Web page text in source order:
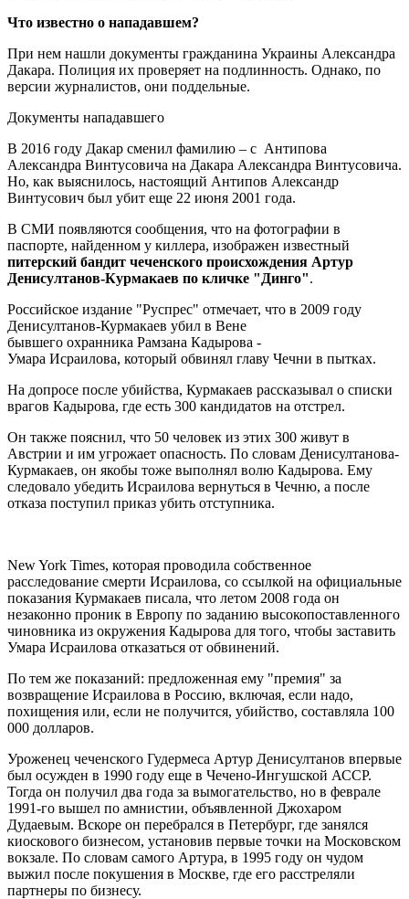
Что известно о нападавшем?
При нем нашли документы гражданина Украины Александра
Дакара. Полиция их проверяет на подлинность. Однако, по
версии журналистов, они поддельные.
Документы нападавшего
В 2016 году Дакар сменил фамилию – с Антипова
Александра Винтусовича на Дакара Александра Винтусовича.
Но, как выяснилось, настоящий Антипов Александр
Винтусович был убит еще 22 июня 2001 года.
В СМИ появляются сообщения, что на фотографии в
паспорте, найденном у киллера, изображен известный
питерский бандит чеченского происхождения Артур
Денисултанов-Курмакаев по кличке "Динго".
Российское издание "Руспрес" отмечает, что в 2009 году
Денисултанов-Курмакаев убил в Вене
бывшего охранника Рамзана Кадырова -
Умара Исраилова, который обвинял главу Чечни в пытках.
На допросе после убийства, Курмакаев рассказывал о списки
врагов Кадырова, где есть 300 кандидатов на отстрел.
Он также пояснил, что 50 человек из этих 300 живут в
Австрии и им угрожает опасность. По словам Денисултанова-
Курмакаев, он якобы тоже выполнял волю Кадырова. Ему
следовало убедить Исраилова вернуться в Чечню, а после
отказа поступил приказ убить отступника.
New York Times, которая проводила собственное
расследование смерти Исраилова, со ссылкой на официальные
показания Курмакаев писала, что летом 2008 года он
незаконно проник в Европу по заданию высокопоставленного
чиновника из окружения Кадырова для того, чтобы заставить
Умара Исраилова отказаться от обвинений.
По тем же показаний: предложенная ему "премия" за
возвращение Исраилова в Россию, включая, если надо,
похищения или, если не получится, убийство, составляла 100
000 долларов.
Уроженец чеченского Гудермеса Артур Денисултанов впервые
был осужден в 1990 году еще в Чечено-Ингушской АССР.
Тогда он получил два года за вымогательство, но в феврале
1991-го вышел по амнистии, объявленной Джохаром
Дудаевым. Вскоре он перебрался в Петербург, где занялся
киоскового бизнесом, установив первые точки на Московском
вокзале. По словам самого Артура, в 1995 году он чудом
выжил после покушения в Москве, где его расстреляли
партнеры по бизнесу.